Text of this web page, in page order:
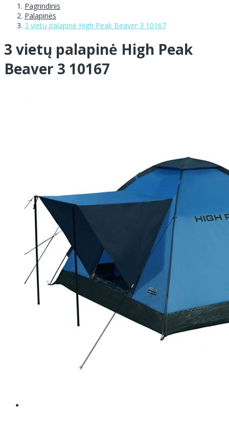
Pagrindinis
Palapinės
3 vietų palapinė High Peak Beaver 3 10167
3 vietų palapinė High Peak
Beaver 3 10167